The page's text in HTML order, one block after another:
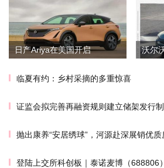
日产Ariya在美国开启 沃尔
临夏有约：乡村采摘的多重惊喜
证监会拟完善再融资规则建立储架发行
抛出康养“安居绣球”，河源赴深展销优
登陆上交所科创板｜泰诺麦博（688806